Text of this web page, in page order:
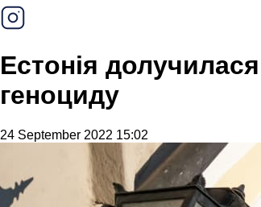
Естонія
геноциду
24 September 2022 15:02